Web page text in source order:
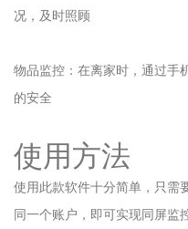
况，及时照顾
物品监控：在离家时，通过手
的安全
使用方法
使用此款软件十分简单，只需
同一个账户，即可实现同屏监